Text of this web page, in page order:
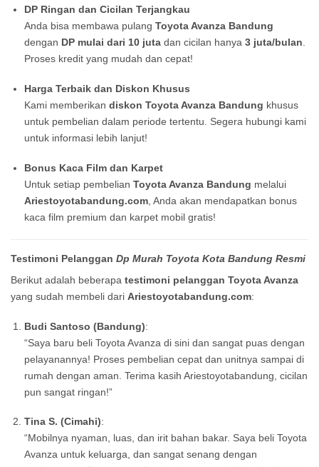
DP Ringan dan Cicilan Terjangkau
Anda bisa membawa pulang Toyota Avanza Bandung
dengan DP mulai dari 10 jutadan cicilan hanya 3 juta/bulan.
Proses kredit yang mudah dan cepat!
Harga Terbaik dan Diskon Khusus
Kami memberikan diskon Toyota Avanza Bandung khusus
untuk pembelian dalam periode tertentu. Segera hubungi kami
untuk informasi lebih lanjut!
Bonus Kaca Film dan Karpet
Untuk setiap pembelian Toyota Avanza Bandung melalui
Ariestoyotabandung.com, Anda akan mendapatkan bonus
kaca film premium dan karpet mobil gratis!
Testimoni Pelanggan Dp Murah Toyota Kota Bandung Resmi
Berikut adalah beberapa testimoni pelanggan Toyota Avanza
yang sudah membeli dari Ariestoyotabandung.com:
Budi Santoso (Bandung):
“Saya baru beli Toyota Avanza di sini dan sangat puas dengan
pelayanannya! Proses pembelian cepat dan unitnya sampai di
rumah dengan aman. Terima kasih Ariestoyotabandung, cicilan
pun sangat ringan!”
Tina S. (Cimahi):
“Mobilnya nyaman, luas, dan irit bahan bakar. Saya beli Toyota
Avanza untuk keluarga, dan sangat senang dengan